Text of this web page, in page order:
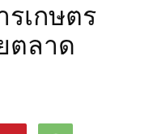
เกษตร
ตลาด